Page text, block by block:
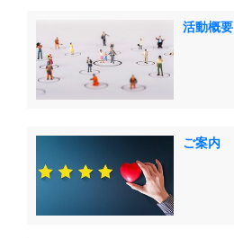
活動概要
ご案内